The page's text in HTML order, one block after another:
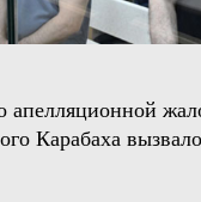
апелляционной
Карабаха